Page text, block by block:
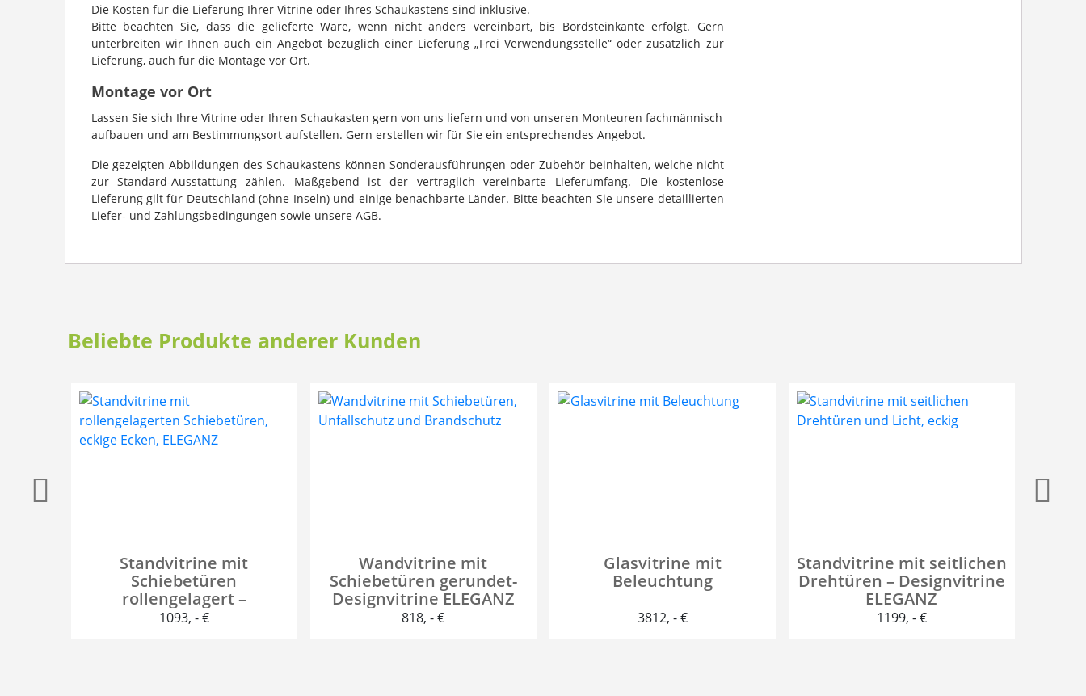
Die Kosten für die Lieferung Ihrer Vitrine oder Ihres Schaukastens sind inklusive.
Bitte beachten Sie, dass die gelieferte Ware, wenn nicht anders vereinbart, bis Bordsteinkante erfolgt. Gern
unterbreiten wir Ihnen auch ein Angebot bezüglich einer Lieferung „Frei Verwendungsstelle“ oder zusätzlich zur
Lieferung, auch für die Montage vor Ort.
Montage vor Ort
Lassen Sie sich Ihre Vitrine oder Ihren Schaukasten gern von uns liefern und von unseren Monteuren fachmännisch
aufbauen und am Bestimmungsort aufstellen. Gern erstellen wir für Sie ein entsprechendes Angebot.
Die gezeigten Abbildungen des Schaukastens können Sonderausführungen oder Zubehör beinhalten, welche nicht
zur Standard-Ausstattung zählen. Maßgebend ist der vertraglich vereinbarte Lieferumfang. Die kostenlose
Lieferung gilt für Deutschland (ohne Inseln) und einige benachbarte Länder. Bitte beachten Sie unsere detaillierten
Liefer- und Zahlungsbedingungen sowie unsere AGB.
Beliebte Produkte anderer Kunden
Standvitrine mit
Schiebetüren
rollengelagert –
Designvitrine ELEGANZ
1093, - €
Wandvitrine mit
Schiebetüren gerundet-
Designvitrine ELEGANZ
818, - €
Glasvitrine mit
Beleuchtung
3812, - €
Standvitrine mit seitlichen
Drehtüren – Designvitrine
ELEGANZ
1199, - €